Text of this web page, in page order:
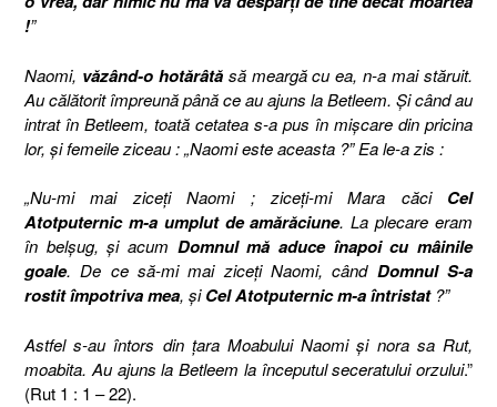
!”
Naomi, văzând-o hotărâtăsă meargă cu ea, n-a mai stăruit.
Au călătorit împreună până ce au ajuns la Betleem. Şi când au
intrat în Betleem, toată cetatea s-a pus în mişcare din pricina
lor, şi femeile ziceau : „Naomi este aceasta ?” Ea le-a zis :
„Nu-mi mai ziceţi Naomi ; ziceţi-mi Mara căci Cel
Atotputernic m-a umplut de amărăciune. La plecare eram
în belşug, şi acum Domnul mă aduce înapoi cu mâinile
goale. De ce să-mi mai ziceţi Naomi, când Domnul S-a
rostit împotriva mea, şiCel Atotputernic m-a întristat?”
Astfel s-au întors din ţara Moabului Naomi şi nora sa Rut,
moabita. Au ajuns la Betleem la începutul seceratului orzului.”
(Rut 1 : 1 – 22).